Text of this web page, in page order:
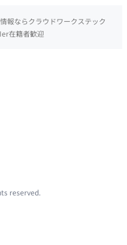
報ならクラウドワークステック
在籍者歓迎
reserved.